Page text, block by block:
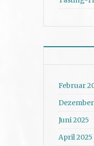
Februar
Juni 2025
April 2025